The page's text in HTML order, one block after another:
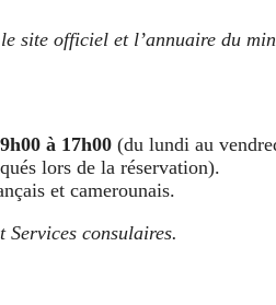
site officiel et l’annuaire du
9h00 à 17h00 (du lundi au
lors de la réservation).
et camerounais.
Services consulaires.